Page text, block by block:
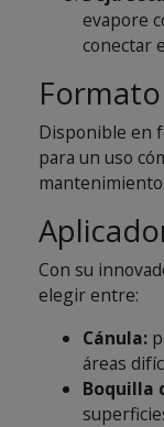
evapore
conectar
Disponible en
para un uso
Con su
elegir entre:
Cánula:
áreas
Boquilla